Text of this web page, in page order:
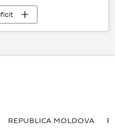
REPUBLICA MOLDOVA